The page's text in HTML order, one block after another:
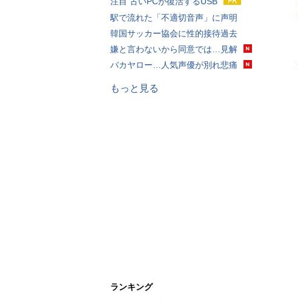
駅で流れた「不適切音声」に声明
韓国サッカー協会に性的接待過去
嫌と言わないから同意では…見解
バカヤロー…人気声優が別れ悲痛
もっと見る
ランキング